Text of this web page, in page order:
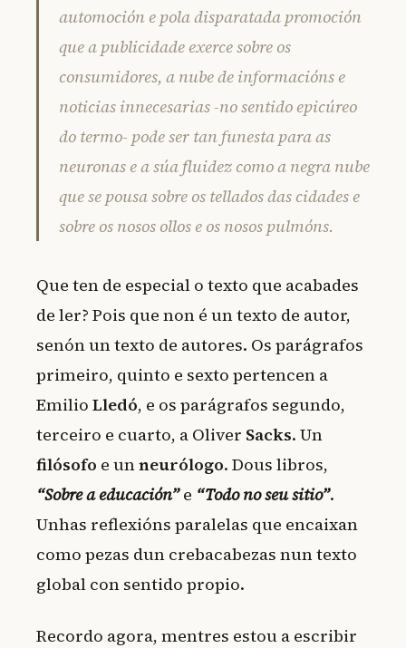
automoción e pola disparatada promoción
que a publicidade exerce sobre os
consumidores, a nube de informacións e
noticias innecesarias -no sentido epicúreo
do termo- pode ser tan funesta para as
neuronas e a súa fluidez como a negra nube
que se pousa sobre os tellados das cidades e
sobre os nosos ollos e os nosos pulmóns.
Que ten de especial o texto que acabades
de ler? Pois que non é un texto de autor,
senón un texto de autores. Os parágrafos
primeiro, quinto e sexto pertencen a
Emilio Lledó, e os parágrafos segundo,
terceiro e cuarto, a Oliver Sacks. Un
filósofo e unneurólogo. Dous libros,
“Sobre a educación”e “Todo no seu sitio”.
Unhas reflexións paralelas que encaixan
como pezas dun crebacabezas nun texto
global con sentido propio.
Recordo agora, mentres estou a escribir